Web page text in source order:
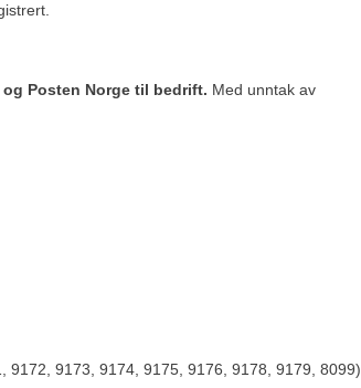
Posten Norge til bedrift. Med unntak av
9173, 9174, 9175, 9176, 9178, 9179, 8099).